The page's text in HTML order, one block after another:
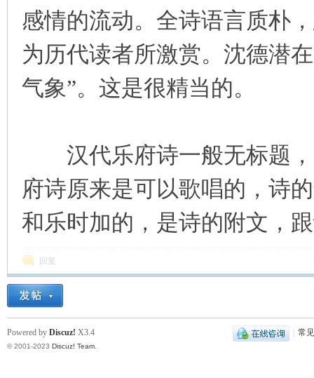
感情的流动。全诗语言质朴
为历代读者所激赏。沈德潜
气象”。这是很精当的。
汉代乐府诗一般无标题，
府诗原来是可以歌唱的，诗
和乐时加的，是诗的附文，
回复
常
Powered by Discuz! X3.4
© 2001-2023 Discuz! Team